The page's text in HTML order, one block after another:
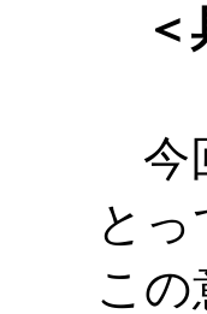
＜
今
と
こ